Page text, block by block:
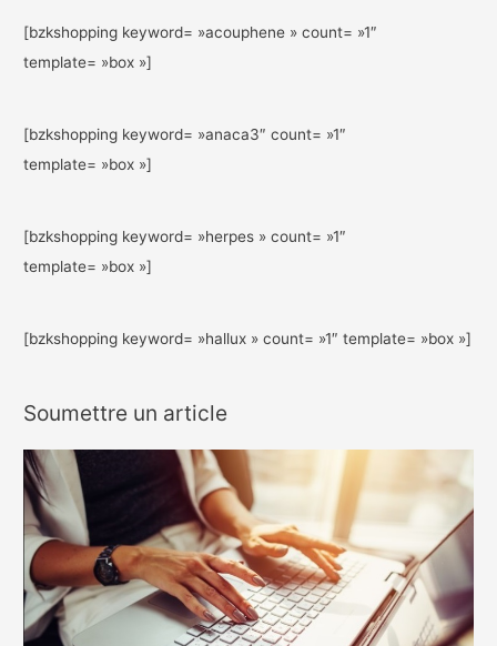
[bzkshopping keyword= »acouphene » count= »1″
template= »box »]
[bzkshopping keyword= »anaca3″ count= »1″
template= »box »]
[bzkshopping keyword= »herpes » count= »1″
template= »box »]
[bzkshopping keyword= »hallux » count= »1″ template= »box »]
Soumettre un article